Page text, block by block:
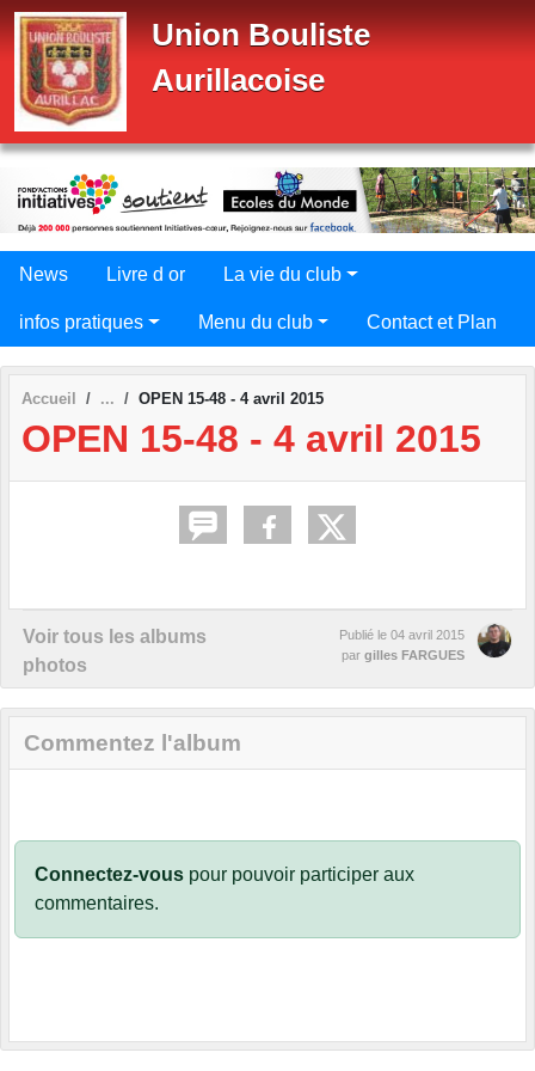
Union Bouliste
Aurillacoise
News Livre d or La vie du club
infos pratiques Menu du club Contact et Plan
Accueil OPEN 15-48 - 4 avril 2015
OPEN 15-48 - 4 avril 2015
Voir tous les albums
photos
Publié le 04 avril 2015
par gilles FARGUES
Commentez l'album
Connectez-vous pour pouvoir participer aux
commentaires.
Panneau de gestion des cookies